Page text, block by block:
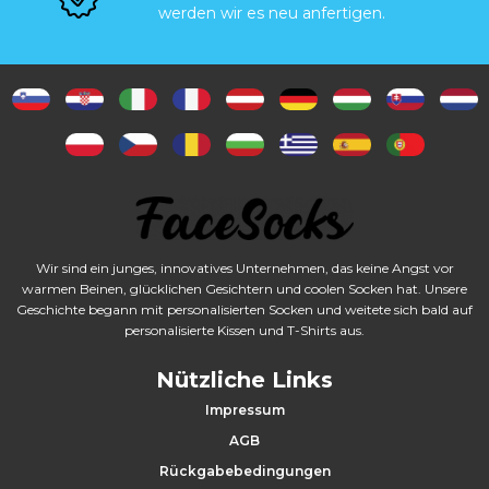
S
o
c
n
werden wir es neu anfertigen.
Wir sind ein junges, innovatives Unternehmen, das keine Angst vor
warmen Beinen, glücklichen Gesichtern und coolen Socken hat. Unsere
Geschichte begann mit personalisierten Socken und weitete sich bald auf
personalisierte Kissen und T-Shirts aus.
Nützliche Links
Impressum
AGB
Rückgabebedingungen